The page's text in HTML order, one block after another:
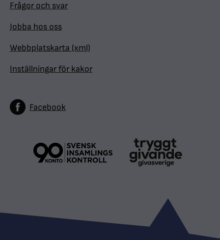
Frågor och svar
Jobba hos oss
Webbplatskarta (xml)
Inställningar för kakor
Facebook